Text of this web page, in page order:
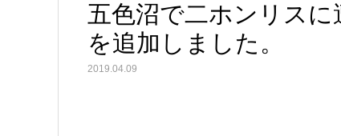
五色沼で二ホンリスに
を追加しました。
2019.04.09